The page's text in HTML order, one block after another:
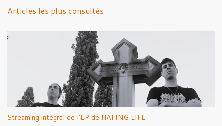
Articles les plus consultés
Streaming intégral de l'EP de HATING LIFE